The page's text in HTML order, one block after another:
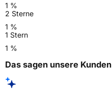
1 %
2 Sterne
1 %
1 Stern
1 %
Das sagen unsere Kunden